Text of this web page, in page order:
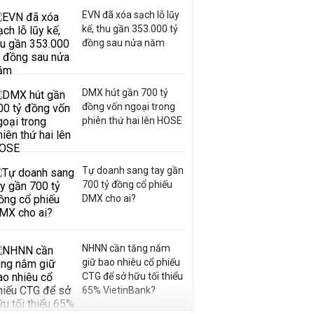
EVN đã xóa sạch lỗ lũy
kế, thu gần 353.000 tỷ
đồng sau nửa năm
DMX hút gần 700 tỷ
đồng vốn ngoại trong
phiên thứ hai lên HOSE
Tự doanh sang tay gần
700 tỷ đồng cổ phiếu
DMX cho ai?
NHNN cần tăng nắm
giữ bao nhiêu cổ phiếu
CTG để sở hữu tối thiểu
65% VietinBank?